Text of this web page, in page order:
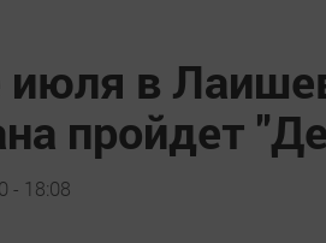
июля в
пройдет
- 18:08